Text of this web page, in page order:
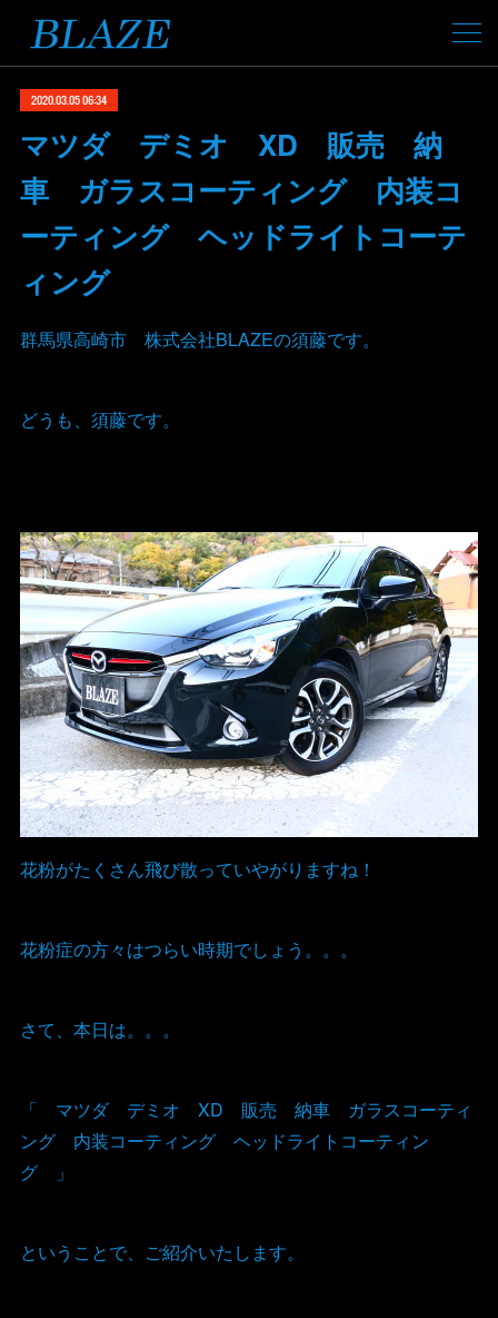
2020.03.05 06:34
マツダ デミオ XD 販売 納
車 ガラスコーティング 内装コ
ーティング ヘッドライトコーテ
ィング
群馬県高崎市 株式会社BLAZEの須藤です。
どうも、須藤です。
花粉がたくさん飛び散っていやがりますね！
花粉症の方々はつらい時期でしょう。。。
さて、本日は。。。
「 マツダ デミオ XD 販売 納車 ガラスコーティ
ング 内装コーティング ヘッドライトコーティン
グ 」
ということで、ご紹介いたします。